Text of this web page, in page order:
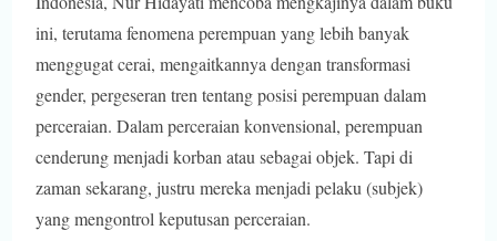
ini, terutama fenomena perempuan yang lebih banyak
menggugat cerai, mengaitkannya dengan transformasi
gender, pergeseran tren tentang posisi perempuan dalam
perceraian. Dalam perceraian konvensional, perempuan
cenderung menjadi korban atau sebagai objek. Tapi di
zaman sekarang, justru mereka menjadi pelaku (subjek)
yang mengontrol keputusan perceraian.